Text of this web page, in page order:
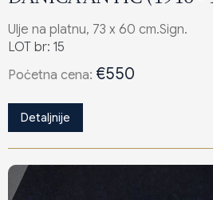
Ulje na platnu, 73 x 60 cm.Sign.
LOT br: 15
Poċetna cena: €550
Detaljnije